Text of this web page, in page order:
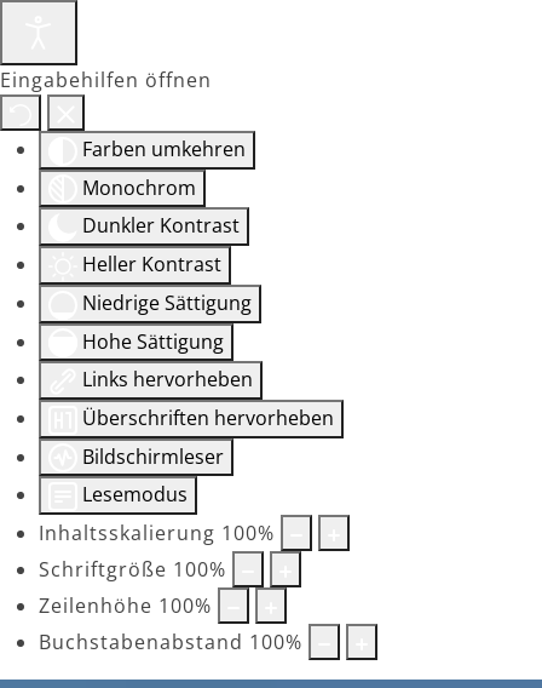
Eingabehilfen öffnen
Farben umkehren
Monochrom
Dunkler Kontrast
Heller Kontrast
Niedrige Sättigung
Hohe Sättigung
Links hervorheben
Überschriften hervorheben
Bildschirmleser
Lesemodus
Inhaltsskalierung 100%
Schriftgröße 100%
Zeilenhöhe 100%
Buchstabenabstand 100%